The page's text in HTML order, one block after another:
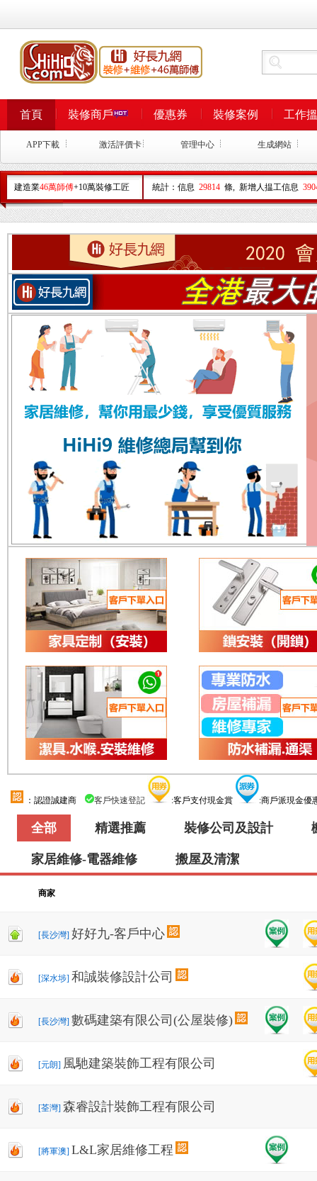
首頁 裝修商戶 優惠券 裝修案例 工作
APP下載 激活評價卡 管理中心 生成網站
建造業46萬師傅+10萬裝修工匠 統計：信息 29814 條, 新增人揾工信息
：認證誠建商 客戶快速登記 :客戶支付現金賞 :商戶派現金
全部 精選推薦 裝修公司及設計
家居維修-電器維修 搬屋及清潔
商家
[長沙灣] 好好九-客戶中心
[深水埗] 和誠裝修設計公司
[長沙灣] 數碼建築有限公司(公屋裝修)
[元朗] 風馳建築裝飾工程有限公司
[荃灣] 森睿設計裝飾工程有限公司
[將軍澳] L&L家居維修工程